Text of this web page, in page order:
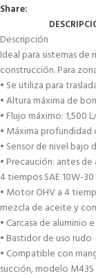
Share:
Descripción
Ideal para sistemas
construcción. Para
• Se utiliza para
• Altura máxima de
• Flujo máximo: 1,500
• Máxima profundidad
• Sensor de nivel bajo
• Precaución: antes
4 tiempos SAE 10W-
• Motor OHV a 4
mezcla de aceite y
• Carcasa de aluminio
• Bastidor de uso rudo
• Compatible con
succión, modelo